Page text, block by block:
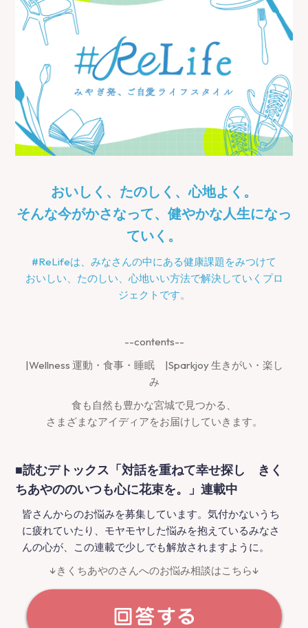
おいしく、たのしく、心地よく。
そんな今がかさなって、健やかな人生になっ
ていく。
#ReLifeは、みなさんの中にある健康課題をみつけて
おいしい、たのしい、心地いい方法で解決していくプロ
ジェクトです。
--contents--
|Wellness 運動・食事・睡眠 |Sparkjoy 生きがい・楽し
み
食も自然も豊かな宮城で見つかる、
さまざまなアイディアをお届けしていきます。
■読むデトックス「対話を重ねて幸せ探し きく
ちあやののいつも心に花束を。」連載中
皆さんからのお悩みを募集しています。気付かないうち
に疲れていたり、モヤモヤした悩みを抱えているみなさ
んの心が、この連載で少しでも解放されますように。
↓きくちあやのさんへのお悩み相談はこちら↓